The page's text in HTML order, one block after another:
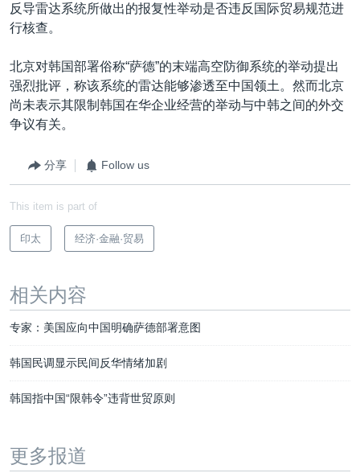
反导雷达系统所做出的报复性举动是否违反国际贸易规范进
行核查。
北京对韩国部署俗称“萨德”的末端高空防御系统的举动提出
强烈批评，称该系统的雷达能够渗透至中国领土。然而北京
尚未表示其限制韩国在华企业经营的举动与中韩之间的外交
争议有关。
分享 Follow us
This item is part of
印太 经济·金融·贸易
相关内容
专家：美国应向中国明确萨德部署意图
韩国民调显示民间反华情绪加剧
韩国指中国“限韩令”违背世贸原则
更多报道